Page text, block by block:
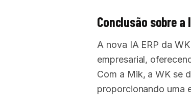
Conclusão sobre a
A nova IA ERP da
empresarial,
Com a Mik, a WK se
proporcionando uma